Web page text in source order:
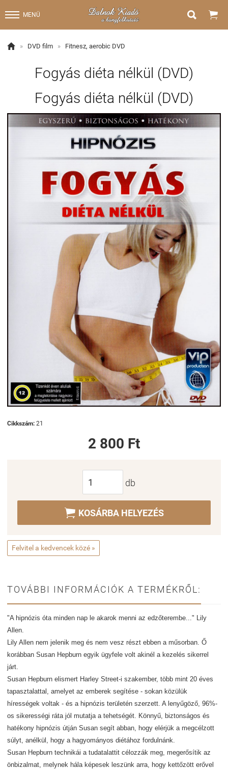
MENÜ  
 » DVD film » Fitnesz, aerobic DVD
Fogyás diéta nélkül (DVD)
Fogyás diéta nélkül (DVD)
Cikkszám: 21
2 800 Ft
db
 KOSÁRBA HELYEZÉS
Felvitel a kedvencek közé »
TOVÁBBI INFORMÁCIÓK A TERMÉKRŐL:
"A hipnózis óta minden nap le akarok menni az edzőterembe..." Lily
Allen.
Lily Allen nem jelenik meg és nem vesz részt ebben a műsorban. Ő
korábban Susan Hepburn egyik ügyfele volt akinél a kezelés sikerrel
járt.
Susan Hepburn elismert Harley Street-i szakember, több mint 20 éves
tapasztalattal, amelyet az emberek segítése - sokan közülük
hírességek voltak - és a hipnózis területén szerzett. A lenyűgöző, 96%-
os sikerességi ráta jól mutatja a tehetségét. Könnyű, biztonságos és
hatékony hipnózis útján Susan segít abban, hogy elérjük a megcélzott
súlyt, anélkül, hogy a hagyományos diétához fordulnánk.
Susan Hepburn technikái a tudatalattit célozzák meg, megerősítik az
önbizalmat, melynek hála képesek leszünk arra, hogy kettőzött erővel